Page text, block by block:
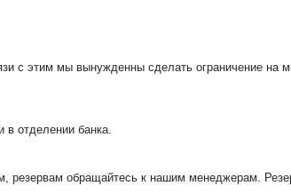
с этим мы вынужденны сделать ограничение на
в отделении банка.
резервам обращайтесь к нашим менеджерам.